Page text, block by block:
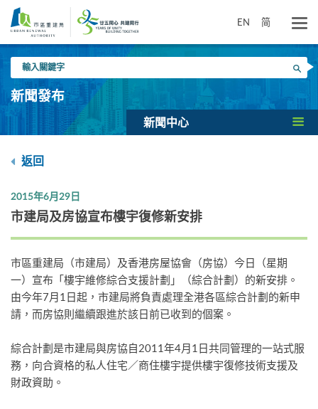
要
EN 简
入
關
鍵
搜尋
新聞發布
新聞中心
返回
2015年6月29日
市建局及房協宣布樓宇復修新安排
市區重建局（市建局）及香港房屋協會（房協）今日（星期
一）宣布「樓宇維修綜合支援計劃」（綜合計劃）的新安排。
由今年7月1日起，市建局將負責處理全港各區綜合計劃的新申
請，而房協則繼續跟進於該日前已收到的個案。
綜合計劃是市建局與房協自2011年4月1日共同管理的一站式服
務，向合資格的私人住宅／商住樓宇提供樓宇復修技術支援及
財政資助。